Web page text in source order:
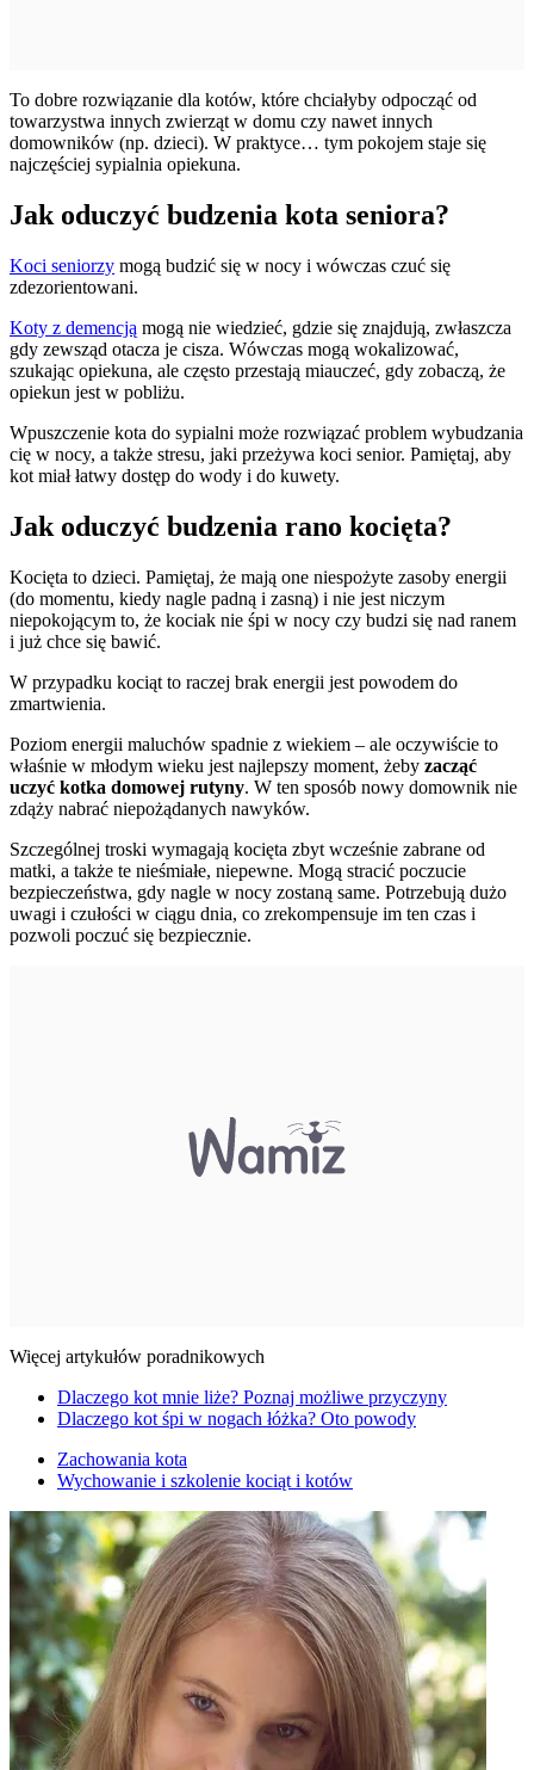
To dobre rozwiązanie dla kotów, które chciałyby odpocząć od
towarzystwa innych zwierząt w domu czy nawet innych
domowników (np. dzieci). W praktyce… tym pokojem staje się
najczęściej sypialnia opiekuna.
Jak oduczyć budzenia kota seniora?
Koci seniorzy mogą budzić się w nocy i wówczas czuć się
zdezorientowani.
Koty z demencją mogą nie wiedzieć, gdzie się znajdują, zwłaszcza
gdy zewsząd otacza je cisza. Wówczas mogą wokalizować,
szukając opiekuna, ale często przestają miauczeć, gdy zobaczą, że
opiekun jest w pobliżu.
Wpuszczenie kota do sypialni może rozwiązać problem wybudzania
cię w nocy, a także stresu, jaki przeżywa koci senior. Pamiętaj, aby
kot miał łatwy dostęp do wody i do kuwety.
Jak oduczyć budzenia rano kocięta?
Kocięta to dzieci. Pamiętaj, że mają one niespożyte zasoby energii
(do momentu, kiedy nagle padną i zasną) i nie jest niczym
niepokojącym to, że kociak nie śpi w nocy czy budzi się nad ranem
i już chce się bawić.
W przypadku kociąt to raczej brak energii jest powodem do
zmartwienia.
Poziom energii maluchów spadnie z wiekiem – ale oczywiście to
właśnie w młodym wieku jest najlepszy moment, żeby zacząć
uczyć kotka domowej rutyny. W ten sposób nowy domownik nie
zdąży nabrać niepożądanych nawyków.
Szczególnej troski wymagają kocięta zbyt wcześnie zabrane od
matki, a także te nieśmiałe, niepewne. Mogą stracić poczucie
bezpieczeństwa, gdy nagle w nocy zostaną same. Potrzebują dużo
uwagi i czułości w ciągu dnia, co zrekompensuje im ten czas i
pozwoli poczuć się bezpiecznie.
Więcej artykułów poradnikowych
Dlaczego kot mnie liże? Poznaj możliwe przyczyny
Dlaczego kot śpi w nogach łóżka? Oto powody
Zachowania kota
Wychowanie i szkolenie kociąt i kotów